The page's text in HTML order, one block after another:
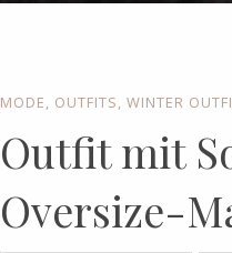
MODE OUTFITS WINTER
Outfit mit
Oversize-